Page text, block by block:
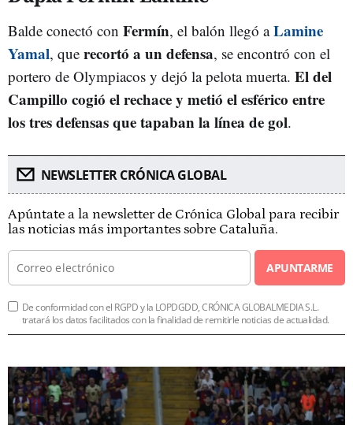
Balde conectó con Fermín, el balón llegó aLamine
Yamal, que recortó a un defensa, se encontró con el
portero de Olympiacos y dejó la pelota muerta. El del
Campillo cogió el rechace y metió el esférico entre
los tres defensas que tapaban la línea de gol.
NEWSLETTER CRÓNICA GLOBAL
Apúntate a la newsletter de Crónica Global para recibir
las noticias más importantes sobre Cataluña.
APUNTARME
De conformidad con el RGPD y la LOPDGDD, CRÓNICA GLOBALMEDIA S.L.
tratará los datos facilitados con la finalidad de remitirle noticias de actualidad.